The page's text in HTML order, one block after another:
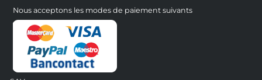
Nous acceptons les modes de paiement suivants